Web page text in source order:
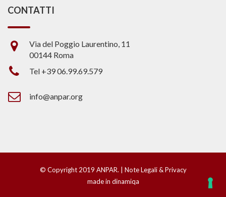
CONTATTI
Via del Poggio Laurentino, 11
00144 Roma
Tel +39 06.99.69.579
info@anpar.org
© Copyright 2019 ANPAR. | Note Legali & Privacy
made in dinamiqa